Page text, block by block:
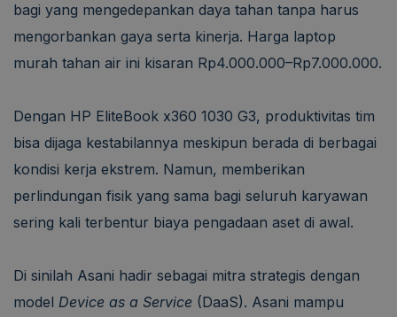
bagi yang mengedepankan daya tahan tanpa harus
mengorbankan gaya serta kinerja. Harga laptop
murah tahan air ini kisaran Rp4.000.000–Rp7.000.000.
Dengan HP EliteBook x360 1030 G3, produktivitas tim
bisa dijaga kestabilannya meskipun berada di berbagai
kondisi kerja ekstrem. Namun, memberikan
perlindungan fisik yang sama bagi seluruh karyawan
sering kali terbentur biaya pengadaan aset di awal.
Di sinilah Asani hadir sebagai mitra strategis dengan
model Device as a Service (DaaS). Asani mampu